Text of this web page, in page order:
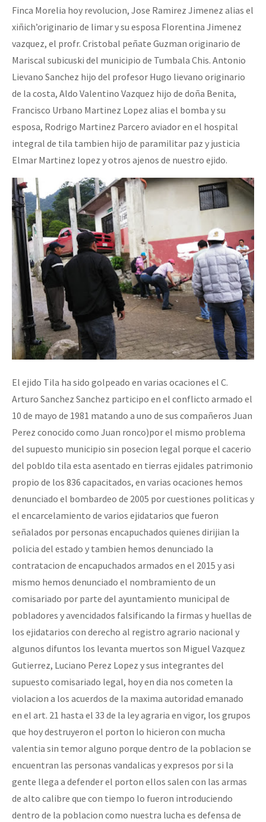
Finca Morelia hoy revolucion, Jose Ramirez Jimenez alias el
xiñich’originario de limar y su esposa Florentina Jimenez
vazquez, el profr. Cristobal peñate Guzman originario de
Mariscal subicuski del municipio de Tumbala Chis. Antonio
Lievano Sanchez hijo del profesor Hugo lievano originario
de la costa, Aldo Valentino Vazquez hijo de doña Benita,
Francisco Urbano Martinez Lopez alias el bomba y su
esposa, Rodrigo Martinez Parcero aviador en el hospital
integral de tila tambien hijo de paramilitar paz y justicia
Elmar Martinez lopez y otros ajenos de nuestro ejido.
El ejido Tila ha sido golpeado en varias ocaciones el C.
Arturo Sanchez Sanchez participo en el conflicto armado el
10 de mayo de 1981 matando a uno de sus compañeros Juan
Perez conocido como Juan ronco)por el mismo problema
del supuesto municipio sin posecion legal porque el cacerio
del pobldo tila esta asentado en tierras ejidales patrimonio
propio de los 836 capacitados, en varias ocaciones hemos
denunciado el bombardeo de 2005 por cuestiones politicas y
el encarcelamiento de varios ejidatarios que fueron
señalados por personas encapuchados quienes dirijian la
policia del estado y tambien hemos denunciado la
contratacion de encapuchados armados en el 2015 y asi
mismo hemos denunciado el nombramiento de un
comisariado por parte del ayuntamiento municipal de
pobladores y avencidados falsificando la firmas y huellas de
los ejidatarios con derecho al registro agrario nacional y
algunos difuntos los levanta muertos son Miguel Vazquez
Gutierrez, Luciano Perez Lopez y sus integrantes del
supuesto comisariado legal, hoy en dia nos cometen la
violacion a los acuerdos de la maxima autoridad emanado
en el art. 21 hasta el 33 de la ley agraria en vigor, los grupos
que hoy destruyeron el porton lo hicieron con mucha
valentia sin temor alguno porque dentro de la poblacion se
encuentran las personas vandalicas y expresos por si la
gente llega a defender el porton ellos salen con las armas
de alto calibre que con tiempo lo fueron introduciendo
dentro de la poblacion como nuestra lucha es defensa de